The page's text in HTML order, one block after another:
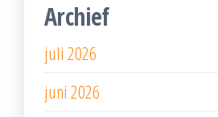
Archief
juli 2026
juni 2026